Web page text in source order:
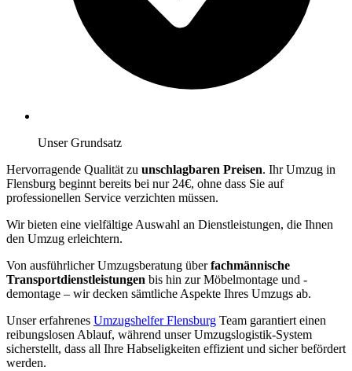
Unser Grundsatz
Hervorragende Qualität zu unschlagbaren Preisen. Ihr Umzug in
Flensburg beginnt bereits bei nur 24€, ohne dass Sie auf
professionellen Service verzichten müssen.
Wir bieten eine vielfältige Auswahl an Dienstleistungen, die Ihnen
den Umzug erleichtern.
Von ausführlicher Umzugsberatung überfachmännische
Transportdienstleistungen bis hin zur Möbelmontage und -
demontage – wir decken sämtliche Aspekte Ihres Umzugs ab.
Unser erfahrenes Umzugshelfer Flensburg Team garantiert einen
reibungslosen Ablauf, während unser Umzugslogistik-System
sicherstellt, dass all Ihre Habseligkeiten effizient und sicher befördert
werden.